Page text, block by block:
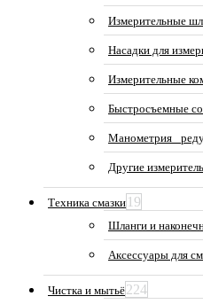
Измерительные
Насадки для
Измерительные
Быстросъемные
Манометрия_
Другие
Техника смазки 19
Шланги и
Аксессуары для
Чистка и мытьё224